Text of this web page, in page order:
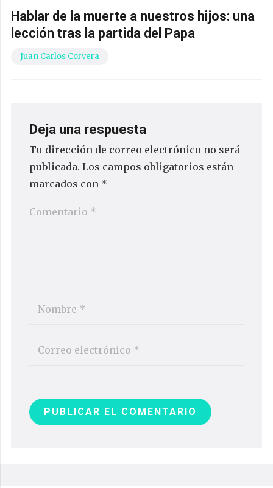
Hablar de la muerte a nuestros hijos: una
lección tras la partida del Papa
Juan Carlos Corvera
Deja una respuesta
Tu dirección de correo electrónico no será
publicada. Los campos obligatorios están
marcados con *
PUBLICAR EL COMENTARIO